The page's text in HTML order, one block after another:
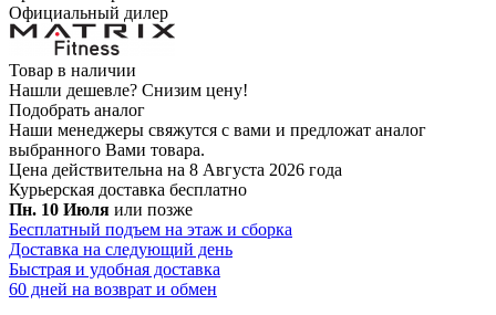
Официальный дилер
Товар в наличии
Нашли дешевле? Снизим цену!
Подобрать аналог
Наши менеджеры свяжутся с вами и предложат аналог
выбранного Вами товара.
Цена действительна на 8 Августа 2026 года
Курьерская доставка бесплатно
Пн. 10 Июля или позже
Бесплатный подъем на этаж и сборка
Доставка на следующий день
Быстрая и удобная доставка
60 дней на возврат и обмен